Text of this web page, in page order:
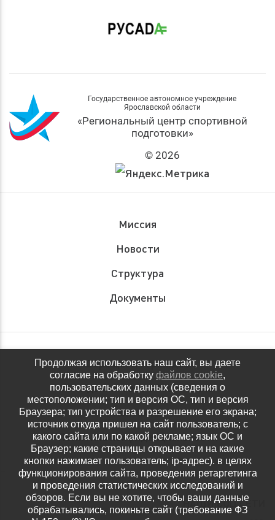
Государственное автономное учреждение
Ярославской области
«Региональный центр спортивной
подготовки»
© 2026
Миссия
Новости
Структура
Документы
Обращения граждан
Антидопинговое обеспечение
Контакты
Политика конфиденциальности
НАШИ СОЦ.СЕТИ
Продолжая использовать наш сайт, вы даете
согласие на обработку файлов cookie,
пользовательских данных (сведения о
местоположении; тип и версия ОС, тип и версия
Браузера; тип устройства и разрешение его экрана;
источник откуда пришел на сайт пользователь; с
какого сайта или по какой рекламе; язык ОС и
Браузер; какие страницы открывает и на какие
кнопки нажимает пользователь; ip-адрес). в целях
функционирования сайта, проведения ретаргетинга
и проведения статистических исследований и
обзоров. Если вы не хотите, чтобы ваши данные
обрабатывались, покиньте сайт (требование ФЗ